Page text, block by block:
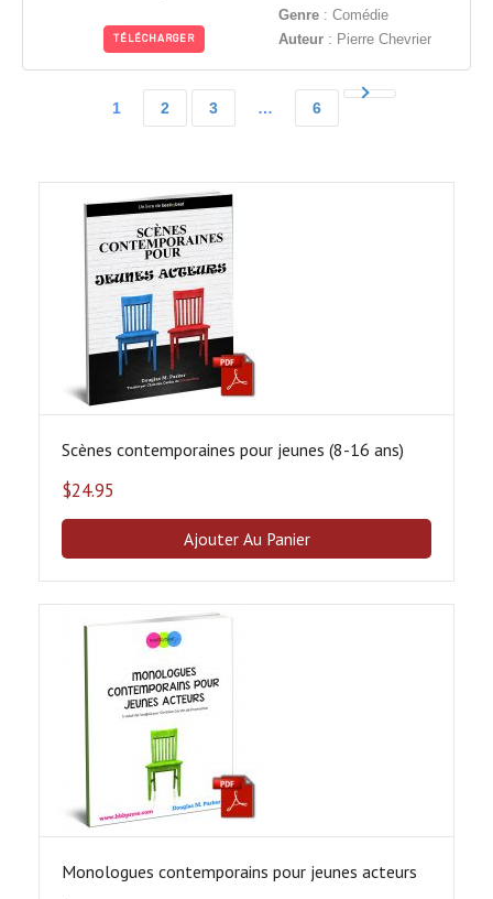
TÉLÉCHARGER
Genre : Comédie
Auteur : Pierre Chevrier
1 2 3 … 6
Scènes contemporaines pour jeunes (8-16 ans)
$24.95
Ajouter Au Panier
Monologues contemporains pour jeunes acteurs